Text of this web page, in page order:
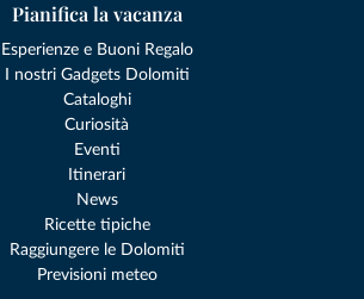
Pianifica la vacanza
Esperienze e Buoni Regalo
I nostri Gadgets Dolomiti
Cataloghi
Curiosità
Eventi
Itinerari
News
Ricette tipiche
Raggiungere le Dolomiti
Previsioni meteo